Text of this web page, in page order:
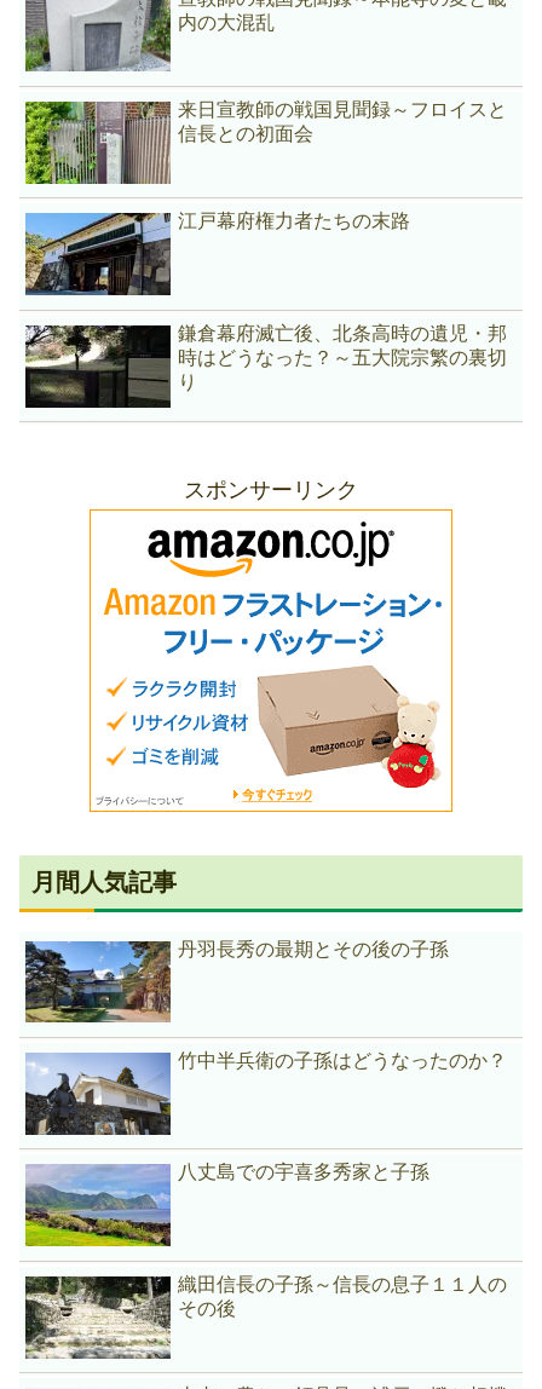
内の大混乱
来日宣教師の戦国見聞録～フロイスと
信長との初面会
江戸幕府権力者たちの末路
鎌倉幕府滅亡後、北条高時の遺児・邦
時はどうなった？～五大院宗繁の裏切
り
スポンサーリンク
月間人気記事
丹羽長秀の最期とその後の子孫
竹中半兵衛の子孫はどうなったのか？
八丈島での宇喜多秀家と子孫
織田信長の子孫～信長の息子１１人の
その後